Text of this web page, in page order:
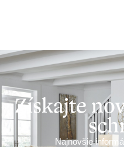
Získajte
Najnovšie